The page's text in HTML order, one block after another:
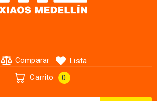
Comparar
Lista
Carrito
0